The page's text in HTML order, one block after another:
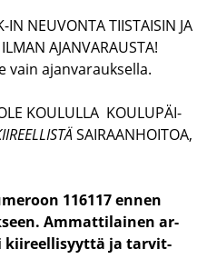
​IN NEU­VON­TA TIIS­TAI­SIN JA
AJAN­VA­RAUS­TA!
vain ajan­va­rauk­sel­la.
KOU­LUL­LA KOU­LU­PÄI­
SAI­RAAN­HOI­TOA,
116117 ennen
Am­mat­ti­lai­nen ar­
kii­reel­li­syyt­tä ja tar­vit­